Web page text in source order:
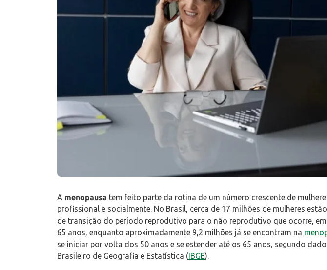
A menopausa tem feito parte da rotina de um número crescente de
profissional e socialmente. No Brasil, cerca de 17 milhões de mulheres
de transição do período reprodutivo para o não reprodutivo que ocorre, em
65 anos, enquanto aproximadamente 9,2 milhões já se encontram na
se iniciar por volta dos 50 anos e se estender até os 65 anos, segundo
Brasileiro de Geografia e Estatística (IBGE).